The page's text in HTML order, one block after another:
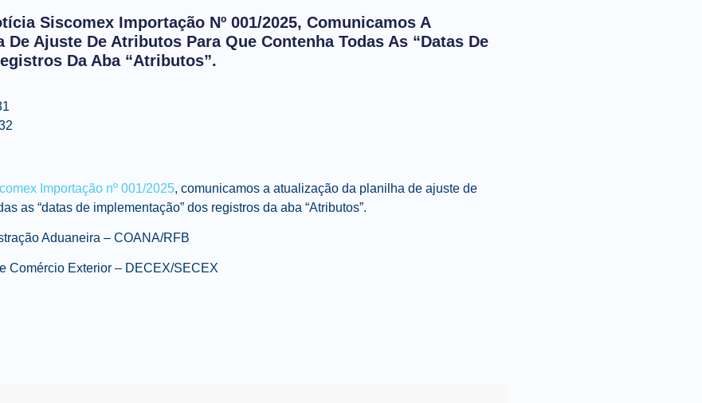
Siscomex Importação Nº 001/2025, Comunicamos A
De Ajuste De Atributos Para Que Contenha Todas As “datas De
Da Aba “Atributos”.
Importação nº 001/2025, comunicamos a atualização da planilha de ajuste de
as “datas de implementação” dos registros da aba “Atributos”.
Aduaneira – COANA/RFB
Comércio Exterior – DECEX/SECEX